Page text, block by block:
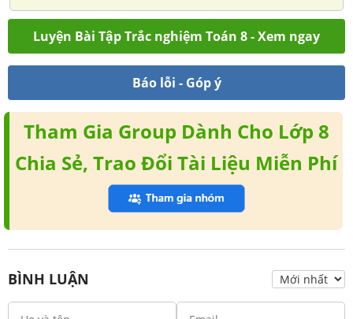
Luyện Bài Tập Trắc nghiệm Toán 8 - Xem ngay
Báo lỗi - Góp ý
Tham Gia Group Dành Cho Lớp 8
Chia Sẻ, Trao Đổi Tài Liệu Miễn Phí
BÌNH LUẬN